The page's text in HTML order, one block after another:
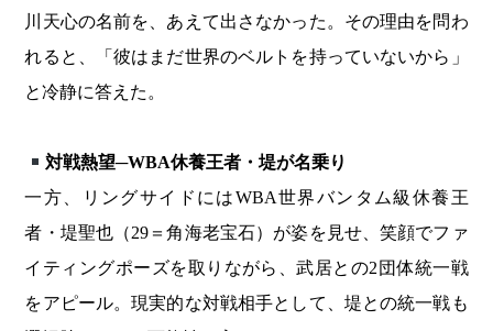
川天心の名前を、あえて出さなかった。その理由を問わ
れると、「彼はまだ世界のベルトを持っていないから」
と冷静に答えた。
対戦熱望─WBA休養王者・堤が名乗り
一方、リングサイドにはWBA世界バンタム級休養王
者・堤聖也（29＝角海老宝石）が姿を見せ、笑顔でファ
イティングポーズを取りながら、武居との2団体統一戦
をアピール。現実的な対戦相手として、堤との統一戦も